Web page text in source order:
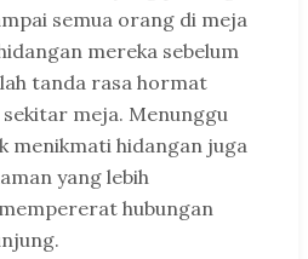
semua orang di meja
mereka sebelum
tanda rasa hormat
meja. Menunggu
menikmati hidangan juga
yang lebih
hubungan